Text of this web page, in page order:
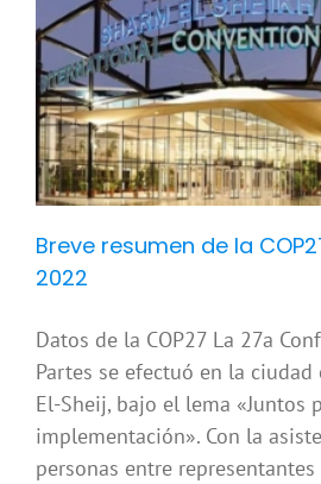
Breve resumen de la
2022
Datos de la COP27 La 27a
Partes se efectuó en la
El-Sheij, bajo el lema «Juntos
implementación». Con la
personas entre